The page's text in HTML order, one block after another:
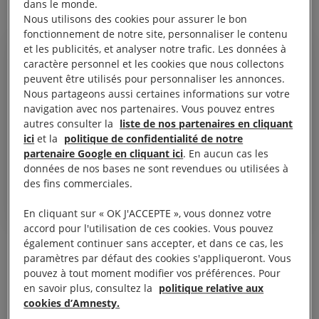
Hasan a dit : “Ils m’ont emmené
en prison à la demande de la
Chine. Fais vite, s’il te plaît, ou ils
vont me renvoyer en Chine”.
Zaynura, l’épouse d’Hasan
Depuis cet appel, personne n’a eu de ses nouvelles.
Les autorités marocaines doivent veiller à ce qu’Idris
Hasan puisse immédiatement consulter un avocat et
dans le monde.
Nous utilisons des cookies pour assurer le bon
fonctionnement de notre site, personnaliser le contenu
et les publicités, et analyser notre trafic. Les données à
caractère personnel et les cookies que nous collectons
peuvent être utilisés pour personnaliser les annonces.
Nous partageons aussi certaines informations sur votre
navigation avec nos partenaires. Vous pouvez entres
autres consulter la liste de nos partenaires en cliquant
ici et la politique de confidentialité de notre
partenaire Google en cliquant ici. En aucun cas les
données de nos bases ne sont revendues ou utilisées à
des fins commerciales.
En cliquant sur « OK J'ACCEPTE », vous donnez votre
accord pour l'utilisation de ces cookies. Vous pouvez
également continuer sans accepter, et dans ce cas, les
paramètres par défaut des cookies s'appliqueront. Vous
pouvez à tout moment modifier vos préférences. Pour
en savoir plus, consultez la politique relative aux
cookies d’Amnesty.